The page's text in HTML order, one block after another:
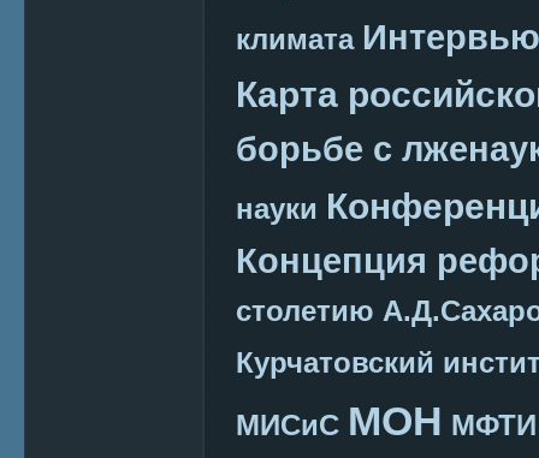
климата Интервью
Карта
борьбе с
науки
Концепция
столетию
Курчатовский
МИСиС МОН МФТИ